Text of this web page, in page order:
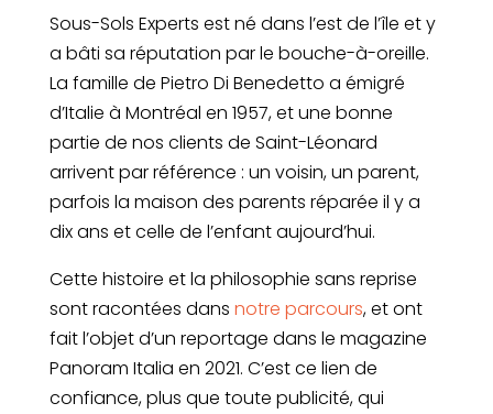
Sous-Sols Experts est né dans l’est de l’île et y
a bâti sa réputation par le bouche-à-oreille.
La famille de Pietro Di Benedetto a émigré
d’Italie à Montréal en 1957, et une bonne
partie de nos clients de Saint-Léonard
arrivent par référence : un voisin, un parent,
parfois la maison des parents réparée il y a
dix ans et celle de l’enfant aujourd’hui.
Cette histoire et la philosophie sans reprise
sont racontées dans notre parcours, et ont
fait l’objet d’un reportage dans le magazine
Panoram Italia en 2021. C’est ce lien de
confiance, plus que toute publicité, qui